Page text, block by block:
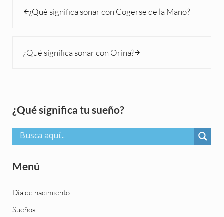
¿Qué significa soñar con Cogerse de la Mano?
¿Qué significa soñar con Orina?
Sidebar
¿Qué significa tu sueño?
Menú
Día de nacimiento
Sueños